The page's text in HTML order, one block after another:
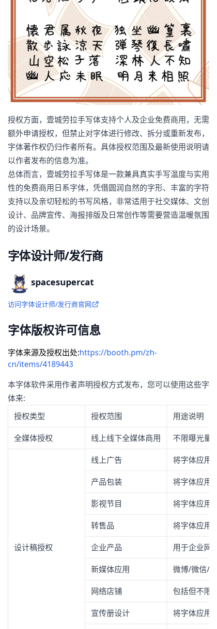
授权方面，壹城劳拉手写体支持个人及企业免费商用，无需
额外申请授权，但禁止对字体进行修改、拆分或重新发布，
字体著作权仍归作者所有。具体授权范围及最新使用说明请
以作者发布的信息为准。
总体而言，壹城劳拉手写体是一款兼具真实手写温度与实用
性的免费商用日系字体，凭借圆润自然的字形、丰富的字符
支持以及亲切轻松的书写风格，非常适用于社交媒体、文创
设计、品牌宣传、海报排版及日常创作等需要营造温暖氛围
的设计场景。
字体设计师/发行商
spacesupercat
访问字体设计师/发行商官网
字体版权许可信息
字体来源及授权出处:https://booth.pm/zh-
cn/items/4189443
本字体软件采用作者声明授权方式发布，您可以使用这些字
体来:
授权类型
授权范围 用途说明
全媒体授权 线上线下全媒体商用 不限曝光量
设计稿授权
线上广告 将字体应用
产品包装 将字体应用
影视节目 将字体应用
转售品 将字体应用
企业产品 用于企业网
新媒体应用 微博/微信/
网络店铺 包括但不限
宣传册设计 将字体应用